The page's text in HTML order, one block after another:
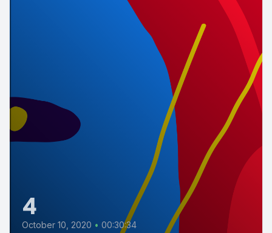
4
October 10, 2020 • 00:30:34